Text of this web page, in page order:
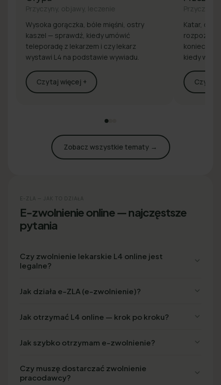
Przyczyny, objawy, leczenie
Wysoka gorączka, bóle mięśni, ostry
kaszel — sprawdź, kiedy umówić
teleporadę z lekarzem i czy lekarz
wystawi L4 na podstawie wywiadu.
Czytaj więcej +
Przyczyny,
Katar,
rozpoznaj
konieczna
kiedy
Czytaj
Zobacz wszystkie tematy →
E-ZLA — JAK TO DZIAŁA
E-zwolnienie online — najczęstsze
pytania
Czy zwolnienie lekarskie L4 online jest
legalne?
Jak działa e-ZLA (e-zwolnienie)?
Jak otrzymać L4 online — krok po kroku?
Jak szybko otrzymam e-zwolnienie?
Czy muszę dostarczać zwolnienie
pracodawcy?